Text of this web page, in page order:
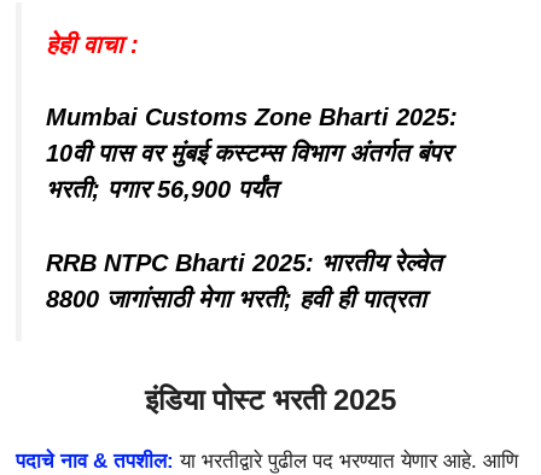
हेही वाचा :
Mumbai Customs Zone Bharti 2025:
10वी पास वर मुंबई कस्टम्स विभाग अंतर्गत बंपर
भरती; पगार 56,900 पर्यंत
RRB NTPC Bharti 2025: भारतीय रेल्वेत
8800 जागांसाठी मेगा भरती; हवी ही पात्रता
इंडिया पोस्ट भरती 2025
पदाचे नाव & तपशील: या भरतीद्वारे पुढील पद भरण्यात येणार आहे. आणि